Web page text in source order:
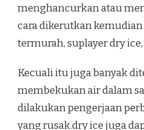
menghancurkan atau
cara dikerutkan
termurah, suplayer dry
Kecuali itu juga banyak
membekukan air dalam
dilakukan pengerjaan
yang rusak.dry ice juga